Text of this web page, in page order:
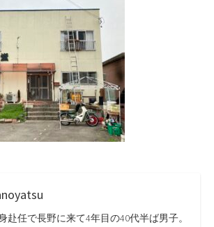
赴任で長野に来て4年目の40代半ば男子。